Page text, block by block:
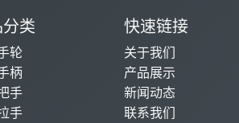
类
轮
柄
手
手
快速链接
关于我们
产品展示
新闻动态
联系我们